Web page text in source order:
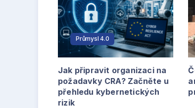
Průmysl 4.0
Jak připravit organizaci na
požadavky CRA? Začněte u
přehledu kybernetických
rizik